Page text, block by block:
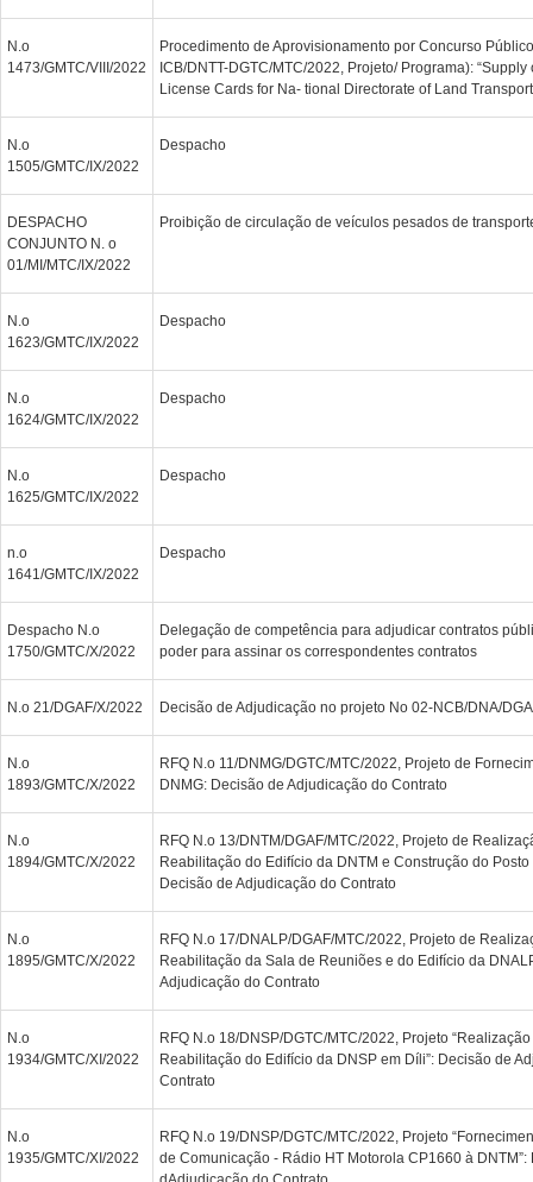
N.o
1473/GMTC/VIII/2022
Procedimento de Aprovisionamento por Concurso
ICB/DNTT-DGTC/MTC/2022, Projeto/ Programa):
License Cards for Na- tional Directorate of Land
N.o
1505/GMTC/IX/2022
Despacho
DESPACHO
CONJUNTO N. o
01/MI/MTC/IX/2022
Proibição de circulação de veículos pesados de
N.o
1623/GMTC/IX/2022
Despacho
N.o
1624/GMTC/IX/2022
Despacho
N.o
1625/GMTC/IX/2022
Despacho
n.o
1641/GMTC/IX/2022
Despacho
Despacho N.o
1750/GMTC/X/2022
Delegação de competência para adjudicar contratos
poder para assinar os correspondentes contratos
N.o 21/DGAF/X/2022 Decisão de Adjudicação no projeto No 02-NCB/DNA/
N.o
1893/GMTC/X/2022
RFQ N.o 11/DNMG/DGTC/MTC/2022, Projeto de
DNMG: Decisão de Adjudicação do Contrato
N.o
1894/GMTC/X/2022
RFQ N.o 13/DNTM/DGAF/MTC/2022, Projeto de
Reabilitação do Edifício da DNTM e Construção do
Decisão de Adjudicação do Contrato
N.o
1895/GMTC/X/2022
RFQ N.o 17/DNALP/DGAF/MTC/2022, Projeto de
Reabilitação da Sala de Reuniões e do Edifício da
Adjudicação do Contrato
N.o
1934/GMTC/XI/2022
RFQ N.o 18/DNSP/DGTC/MTC/2022, Projeto
Reabilitação do Edifício da DNSP em Díli”: Decisão de
Contrato
N.o
1935/GMTC/XI/2022
RFQ N.o 19/DNSP/DGTC/MTC/2022, Projeto
de Comunicação - Rádio HT Motorola CP1660 à DNTM”: